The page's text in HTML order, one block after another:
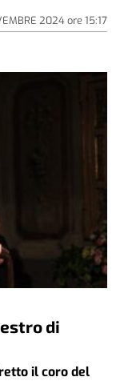
2024ore 15:17
di
il coro del